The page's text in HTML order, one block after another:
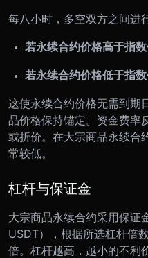
每八小时，多空双方之间进
若永续合约价格高于指
若永续合约价格低于指
这使永续合约价格无需到期
品价格保持锚定。资金费率
或折价。在大宗商品永续合
常较低。
杠杆与保证金
大宗商品永续合约采用保证
USDT），根据所选杠杆倍
倍。杠杆越高，越小的不利